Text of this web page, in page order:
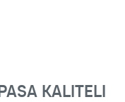
KALITELI